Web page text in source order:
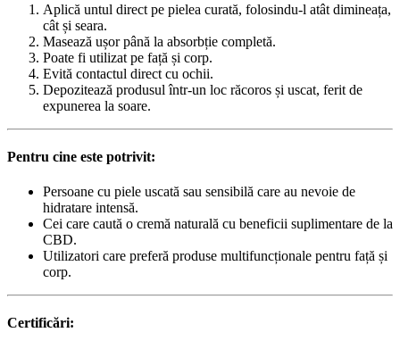
Aplică untul direct pe pielea curată, folosindu-l atât dimineața,
cât și seara.
Masează ușor până la absorbție completă.
Poate fi utilizat pe față și corp.
Evită contactul direct cu ochii.
Depozitează produsul într-un loc răcoros și uscat, ferit de
expunerea la soare.
Pentru cine este potrivit:
Persoane cu piele uscată sau sensibilă care au nevoie de
hidratare intensă.
Cei care caută o cremă naturală cu beneficii suplimentare de la
CBD.
Utilizatori care preferă produse multifuncționale pentru față și
corp.
Certificări: